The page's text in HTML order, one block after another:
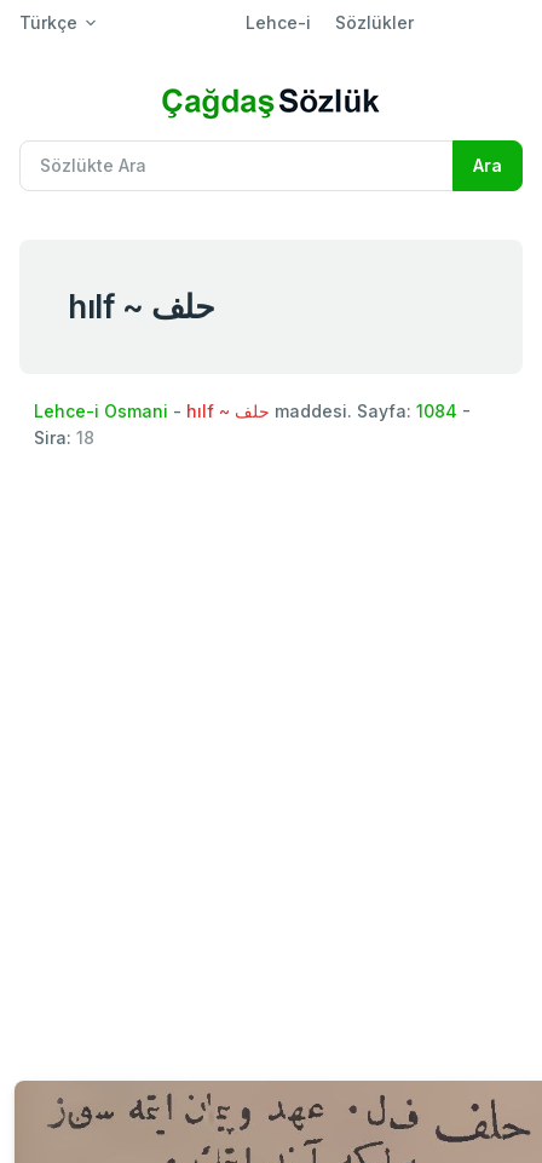
Türkçe Lehce-i Sözlükler
hılf ~ حلف
Lehce-i Osmani - hılf ~ حلف maddesi. Sayfa: 1084 -
Sira: 18